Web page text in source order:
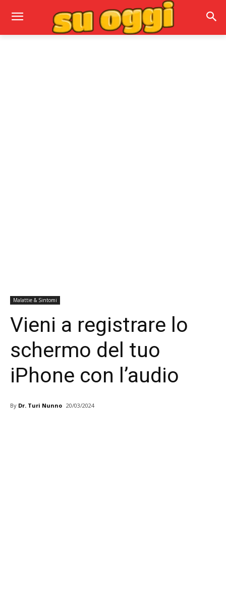
Malattie & Sintomi
Vieni a registrare lo
schermo del tuo
iPhone con l’audio
By Dr. Turi Nunno 20/03/2024